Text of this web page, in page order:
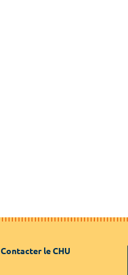
Contacter le CHU